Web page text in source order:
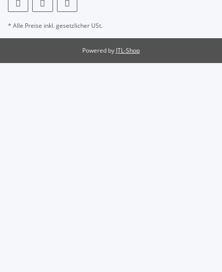
* Alle Preise inkl. gesetzlicher USt.
Powered by JTL-Shop